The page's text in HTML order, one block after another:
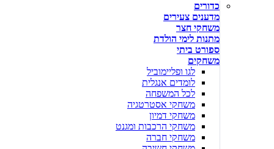
כדורים
מדענים צעירים
משחקי חצר
מתנות לימי הולדת
ספורט ביתי
משחקים
לגו ופליימוביל
לומדים אנגלית
לכל המשפחה
משחקי אסטרטגיה
משחקי דמיון
משחקי הרכבות ומגנט
משחקי חברה